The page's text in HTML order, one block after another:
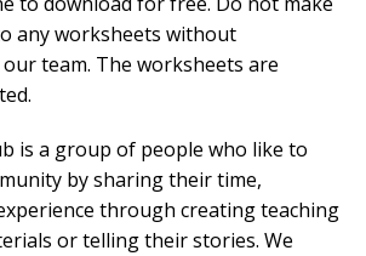
any worksheets without
team. The worksheets are
is a group of people who like to
by sharing their time,
through creating teaching
or telling their stories. We